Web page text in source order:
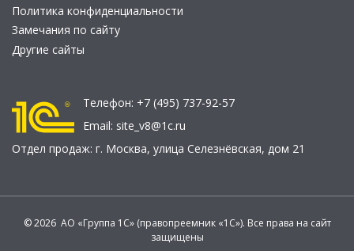
Политика конфиденциальности
Замечания по сайту
Другие сайты
Телефон: +7 (495) 737-92-57
Email: site_v8@1c.ru
Отдел продаж: г. Москва, улица Селезнёвская, дом 21
© 2026 АО «Группа 1С» (правопреемник «1С»). Все права на сайт
защищены